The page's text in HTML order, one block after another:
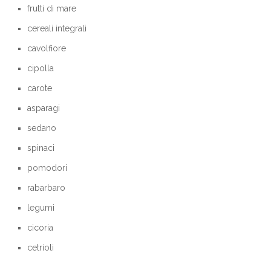
frutti di mare
cereali integrali
cavolfiore
cipolla
carote
asparagi
sedano
spinaci
pomodori
rabarbaro
legumi
cicoria
cetrioli